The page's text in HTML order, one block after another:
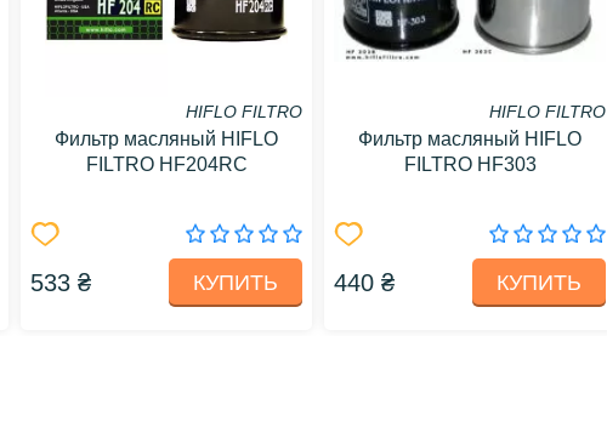
HIFLO FILTRO
Фильтр масляный HIFLO
FILTRO HF204RC
533 ₴ КУПИТЬ
HIFLO FILTRO
Фильтр масляный HIFLO
FILTRO HF303
440 ₴ КУПИТЬ